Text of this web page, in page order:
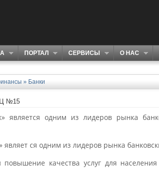
ПОРТАЛ СЕРВИСЫ О НАС
» Банки
№15
является одним из лидеров рынка
ся одним из лидеров рынка
качества услуг для